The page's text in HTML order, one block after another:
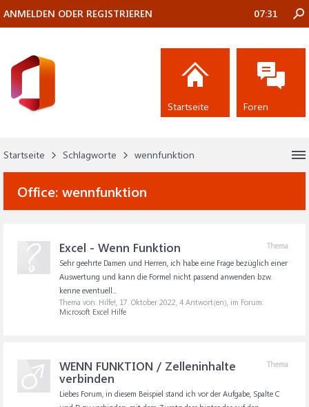
Startseite Schlagworte wennfunktion
Office: wennfunktion
Thema
Excel - Wenn Funktion
Sehr geehrte Damen und Herren, ich habe eine Frage bezüglich einer
Auswertung und kann die Formel nicht passend anwenden bzw.
kenne eventuell...
Thema von: Hilfe!, 17. Oktober 2022, 4 Antwort(en), im Forum:
Microsoft Excel Hilfe
Thema
WENN FUNKTION / Zelleninhalte
verbinden
Liebes Forum, in diesem Beispiel stand ich vor der Aufgabe, Spalte C
ANMELDEN ODER REGISTRIEREN 07:31
Startseite Foren